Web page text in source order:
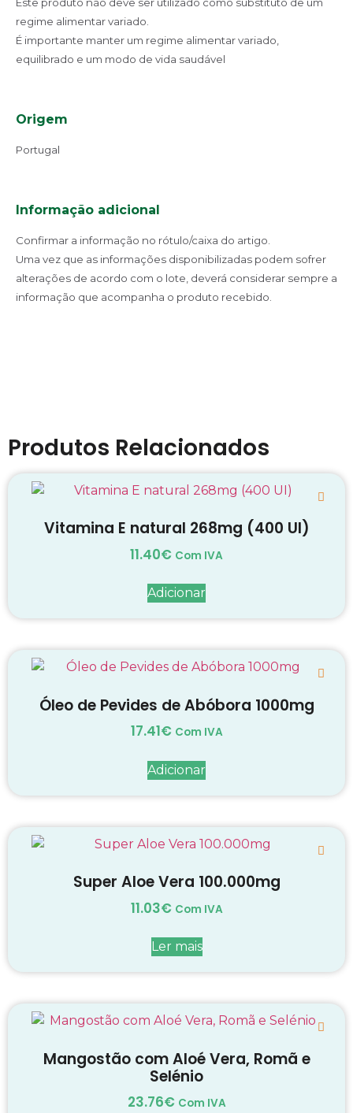
regime alimentar variado.
É importante manter um regime alimentar variado,
equilibrado e um modo de vida saudável
Origem
Portugal
Informação adicional
Confirmar a informação no rótulo/caixa do artigo.
Uma vez que as informações disponibilizadas podem sofrer
alterações de acordo com o lote, deverá considerar sempre a
informação que acompanha o produto recebido.
Produtos Relacionados
Vitamina E natural 268mg (400 UI)
11.40€ Com IVA
Adicionar
Óleo de Pevides de Abóbora 1000mg
17.41€ Com IVA
Adicionar
Super Aloe Vera 100.000mg
11.03€ Com IVA
Ler mais
Mangostão com Aloé Vera, Romã e
Selénio
23.76€ Com IVA